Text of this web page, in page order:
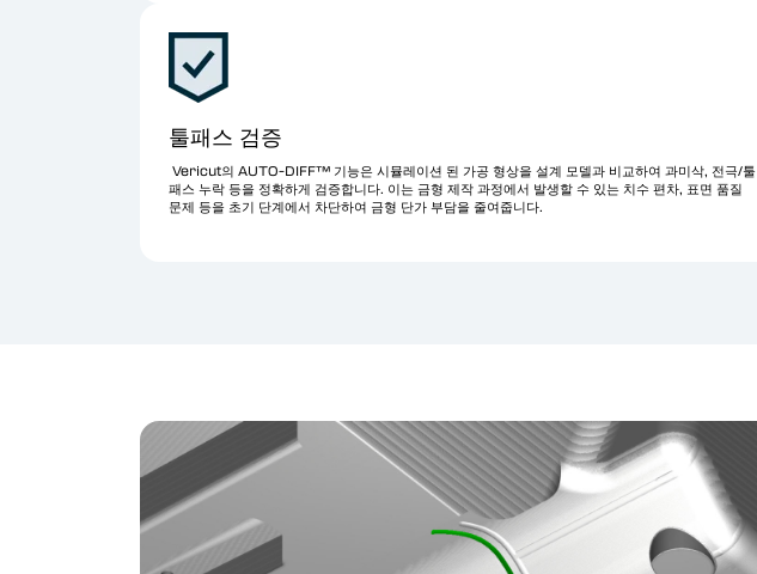
툴패스 검증
Vericut의 AUTO-DIFF™ 기능은 시뮬레이션 된 가공 형상을 설계 모델과 비교하여 과미삭, 전극/툴
패스 누락 등을 정확하게 검증합니다. 이는 금형 제작 과정에서 발생할 수 있는 치수 편차, 표면 품질
문제 등을 초기 단계에서 차단하여 금형 단가 부담을 줄여줍니다.